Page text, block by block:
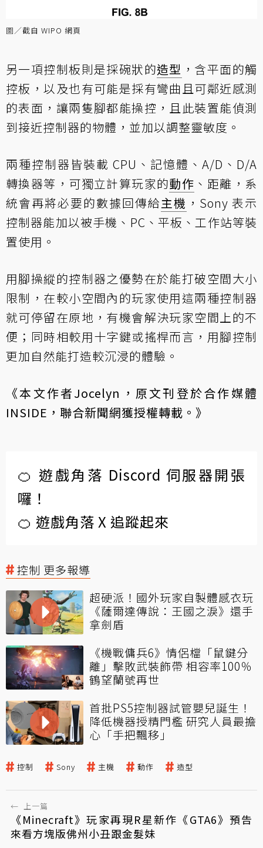
圖／截自 WIPO 網頁
另一項控制板則是採碗狀的造型 ，含平面的觸
控板，以及也有可能是採有彎曲且可鄰近感測
的表面，讓兩隻腳都能操控，且此裝置能偵測
到接近控制器的物體，並加以調整靈敏度。
兩種控制器皆裝載 CPU、記憶體、A/D、D/A
轉換器等，可獨立計算玩家的動作 、距離，系
統會再將必要的數據回傳給主機 ，Sony 表示
控制器能加以被手機、PC、平板、工作站等裝
置使用。
用腳操縱的控制器之優勢在於能打破空間大小
限制，在較小空間內的玩家使用這兩種控制器
就可停留在原地，有機會解決玩家空間上的不
便；同時相較用十字鍵或搖桿而言，用腳控制
更加自然能打造較沉浸的體驗。
《本文作者Jocelyn，原文刊登於合作媒體
INSIDE ，聯合新聞網獲授權轉載。》
🍊 遊戲角落 Discord 伺服器開張
囉！
🍊 遊戲角落 X 追蹤起來
控制 更多報導
超硬派！國外玩家自製體感衣玩
《薩爾達傳說：王國之淚》還手
拿劍盾
《機戰傭兵6》情侶檔「鼠鍵分
離」擊敗武裝飾帶 相容率100％
鶴望蘭號再世
首批PS5控制器試管嬰兒誕生！
降低機器授精門檻 研究人員最擔
心「手把飄移」
控制 Sony 主機 動作 造型
← 上一篇
《Minecraft》玩家再現R星新作《GTA6》預告
來看方塊版佛州小丑跟金髮妹